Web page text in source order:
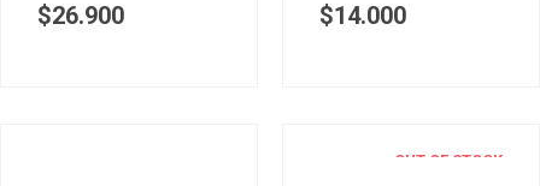
$26.900 $14.000
OUT OF STOCK